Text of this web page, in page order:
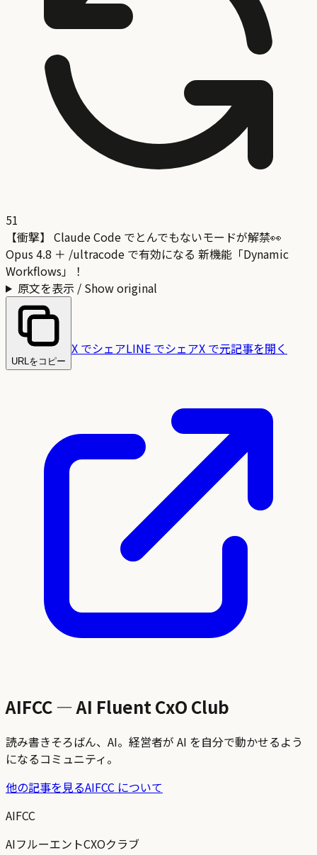
51
【衝撃】 Claude Code でとんでもないモードが解禁👀
Opus 4.8 ＋ /ultracode で有効になる 新機能「Dynamic
Workflows」！
原文を表示 / Show original
URLをコピー
X でシェアLINE でシェアX で元記事を開く
AIFCC — AI Fluent CxO Club
読み書きそろばん、AI。経営者が AI を自分で動かせるよう
になるコミュニティ。
他の記事を見るAIFCC について
AIFCC
AIフルーエントCXOクラブ